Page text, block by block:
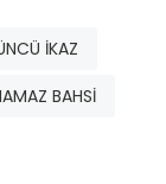
İKAZ
BAHSİ